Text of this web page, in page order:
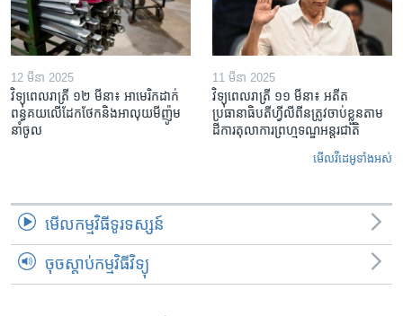
12 មីនា 2025
វិទ្យុពេលរាត្រី ១២ មីនា៖ អាមេរិក​ដាក់​
ពន្ធគយ​លើ​ដែកថែក​និង​អាលុយ​មីញ៉ូម​
នាំចូល
11 មីនា 2025
វិទ្យុពេលរាត្រី ១១ មីនា៖ អតីត​
ប្រធានាធិបតីហ្វីលីពីន​ត្រូវ​ចាប់ខ្លួនតាម
ដីការ​តុលាការ​ព្រហ្មទណ្ឌ​អន្តរជាតិ
មើល​វីដេអូ​ទាំង​អស់
មើល​កម្មវិធី​ទូរទស្សន៍
ចុចស្តាប់កម្មវិធីវិទ្យុ